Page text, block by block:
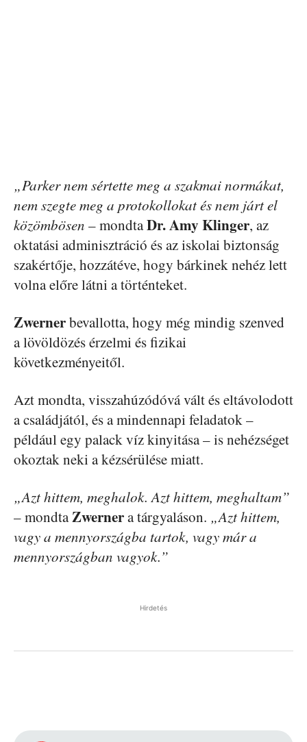
„Parker nem sértette meg a szakmai normákat,
nem szegte meg a protokollokat és nem járt el
közömbösen – mondtaDr. Amy Klinger, az
oktatási adminisztráció és az iskolai biztonság
szakértője, hozzátéve, hogy bárkinek nehéz lett
volna előre látni a történteket.
Zwernerbevallotta, hogy még mindig szenved
a lövöldözés érzelmi és fizikai
következményeitől.
Azt mondta, visszahúzódóvá vált és eltávolodott
a családjától, és a mindennapi feladatok –
például egy palack víz kinyitása – is nehézséget
okoztak neki a kézsérülése miatt.
„Azt hittem, meghalok. Azt hittem, meghaltam”
– mondtaZwernera tárgyaláson. „Azt hittem,
vagy a mennyországba tartok, vagy már a
mennyországban vagyok.”
Hirdetés